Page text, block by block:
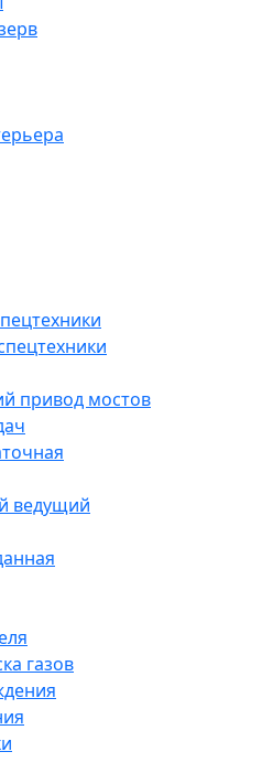
привод мостов
ведущий
газов